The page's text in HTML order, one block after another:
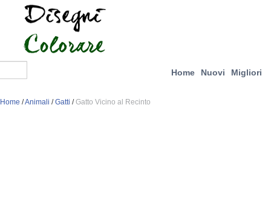
Home Nuovi Migliori
Home /Animali /Gatti /Gatto Vicino al Recinto